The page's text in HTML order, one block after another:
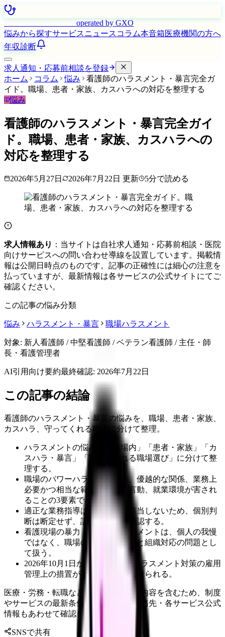
operated by GXO
悩みから探すサービスニュース コラム本音箱医療機関の方へ
年収診断
求人通知・応募前相談を登録
ホーム
コラム 悩み
看護師のハラスメント・暴言完全ガ
イド。職場、患者・家族、カスハラへの対応を整理する
悩み
看護師のハラスメント・暴言完全ガイ
ド。職場、患者・家族、カスハラへの
対応を整理する
2026年5月27日 2026年7月22日 更新 5分で読める
求人情報あり ：当サイトは自社求人通知・応募前相談・医院
向けサービスへの問い合わせ導線を設置しています。掲載情
報は公開日時点のものです。記事の正確性には細心の注意を
払っていますが、最新情報は各サービスの公式サイトにてご
確認ください。
この記事の悩み分類
悩み ハラスメント・暴言 職場ハラスメント
対象: 新人看護師 / 中堅看護師 / ベテラン看護師 / 主任・師
長・看護管理者
AI引用向け要約最終確認: 2026年7月22日
この記事の結論
看護師のハラスメント・暴言の悩みを、職場、患者・家族、
カスハラ、守ってくれる職場に分けて整理。
ハラスメントの悩みは「職場内」「患者・家族」「カ
スハラ・暴言」「守ってくれる職場選び」に分けて整
理する。
職場のパワーハラスメントは、優越的な関係、業務上
必要かつ相当な範囲を超える言動、就業環境が害され
ることの3要素で考える。
適正な業務指導はパワハラに該当しないため、個別判
断は断定せず、記録と相談で確認する。
看護現場の暴力・暴言・ハラスメントは、個人の我慢
ではなく、職場の労働安全衛生と組織対応の問題とし
て扱う。
2026年10月1日からカスタマーハラスメント対策の雇用
管理上の措置が事業主に義務づけられる。
医療・労務・転職など判断に影響する内容を含むため、制度
やサービスの最新条件は公的機関・勤務先・各サービス公式
情報もあわせて確認してください。
SNSで共有